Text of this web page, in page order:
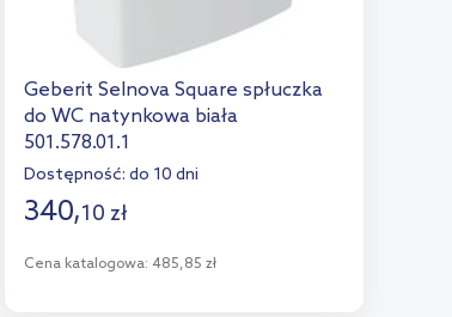
Geberit Selnova Square spłuczka
do WC natynkowa biała
501.578.01.1
Dostępność: do 10 dni
340,10 zł
Cena katalogowa: 485,85 zł